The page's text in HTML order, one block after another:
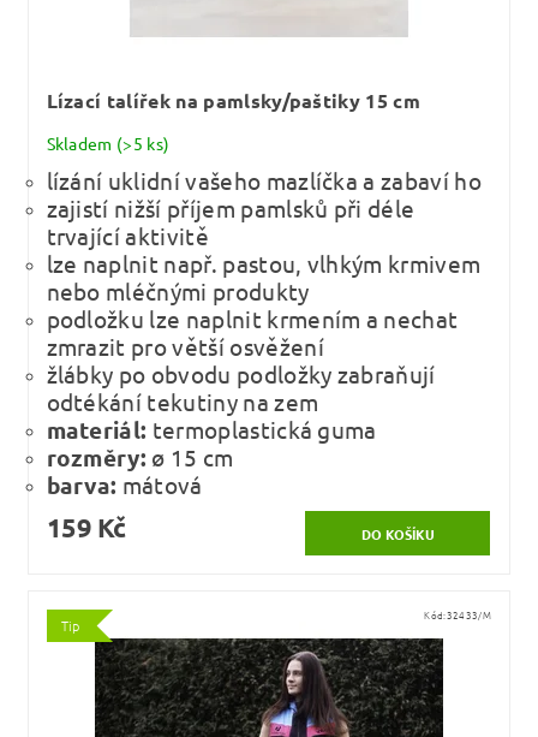
Lízací talířek na pamlsky/paštiky 15 cm
Skladem (>5 ks)
lízání uklidní vašeho mazlíčka a zabaví ho
zajistí nižší příjem pamlsků při déle
trvající aktivitě
lze naplnit např. pastou, vlhkým krmivem
nebo mléčnými produkty
podložku lze naplnit krmením a nechat
zmrazit pro větší osvěžení
žlábky po obvodu podložky zabraňují
odtékání tekutiny na zem
materiál: termoplastická guma
rozměry: ø 15 cm
barva: mátová
159 Kč
Tip
Kód:32433/M